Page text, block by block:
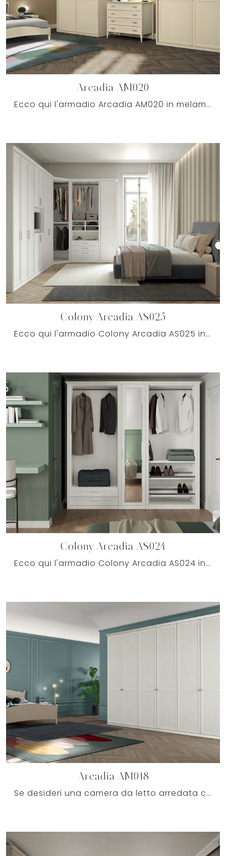
Arcadia AM020
Ecco qui l'armadio Arcadia AM020 in melaminico di Colombini Casa! Una ricca gamma di armadi a muro con ante scorrevoli.
Colony Arcadia AS025
Ecco qui l'armadio Colony Arcadia AS025 in melaminico di Colombini Casa! Un ricco catalogo di armadi ad angolo con ante battenti.
Colony Arcadia AS024
Ecco qui l'armadio Colony Arcadia AS024 in melaminico di Colombini Casa! Un ricco catalogo di armadi a muro con ante battenti.
Arcadia AM018
Se desideri una camera da letto arredata con gusto, scegli l'armadio Arcadia AM018 con ante battenti di Colombini Casa!